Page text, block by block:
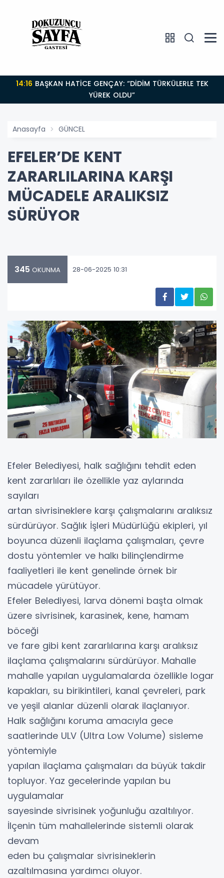
14:16
YÜREK OLDU”
Anasayfa GÜNCEL
EFELER’DE KENT
ZARARLILARINA KARŞI
MÜCADELE ARALIKSIZ
SÜRÜYOR
345 OKUNMA 28-06-2025 10:31
Efeler Belediyesi, halk sağlığını tehdit eden
kent zararlıları ile özellikle yaz aylarında
sayıları
artan sivrisineklere karşı çalışmalarını aralıksız
sürdürüyor. Sağlık İşleri Müdürlüğü ekipleri, yıl
boyunca düzenli ilaçlama çalışmaları, çevre
dostu yöntemler ve halkı bilinçlendirme
faaliyetleri ile kent genelinde örnek bir
mücadele yürütüyor.
Efeler Belediyesi, larva dönemi başta olmak
üzere sivrisinek, karasinek, kene, hamam
böceği
ve fare gibi kent zararlılarına karşı aralıksız
ilaçlama çalışmalarını sürdürüyor. Mahalle
mahalle yapılan uygulamalarda özellikle logar
kapakları, su birikintileri, kanal çevreleri, park
ve yeşil alanlar düzenli olarak ilaçlanıyor.
Halk sağlığını koruma amacıyla gece
saatlerinde ULV (Ultra Low Volume) sisleme
yöntemiyle
yapılan ilaçlama çalışmaları da büyük takdir
topluyor. Yaz gecelerinde yapılan bu
uygulamalar
sayesinde sivrisinek yoğunluğu azaltılıyor.
İlçenin tüm mahallelerinde sistemli olarak
devam
eden bu çalışmalar sivrisineklerin
azaltılmasına yardımcı oluyor.